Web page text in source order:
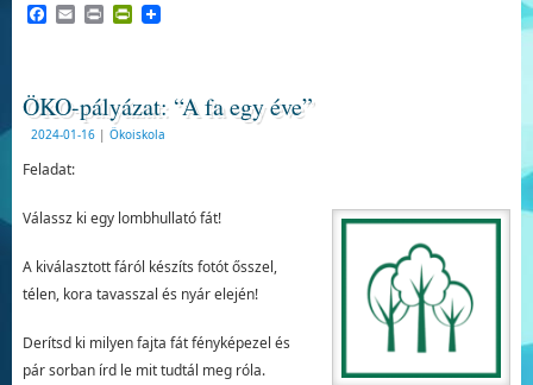
Facebook
EmailPrintPrintFriendly
ÖKO-pályázat: “A fa egy éve”
2024-01-16 | Ökoiskola
Feladat:
Válassz ki egy lombhullató fát!
A kiválasztott fáról készíts fotót ősszel,
télen, kora tavasszal és nyár elején!
Derítsd ki milyen fajta fát fényképezel és
pár sorban írd le mit tudtál meg róla.